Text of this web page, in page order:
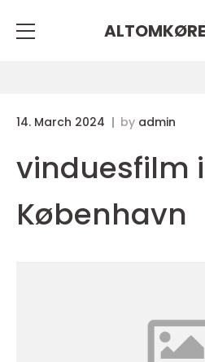
14. March 2024 by admin
vinduesfilm i
København